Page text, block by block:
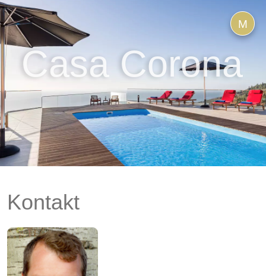
Casa Corona
M
Kontakt